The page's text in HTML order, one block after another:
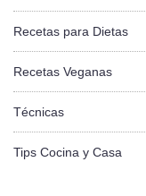
Recetas para Dietas
Recetas Veganas
Técnicas
Tips Cocina y Casa